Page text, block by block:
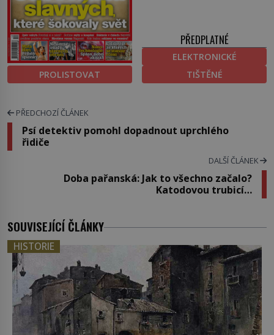
PROLISTOVAT
PŘEDPLATNÉ
ELEKTRONICKÉ
TIŠTĚNÉ
PŘEDCHOZÍ ČLÁNEK
Psí detektiv pomohl dopadnout uprchlého
řidiče
DALŠÍ ČLÁNEK
Doba pařanská: Jak to všechno začalo?
Katodovou trubicí…
SOUVISEJÍCÍ ČLÁNKY
HISTORIE